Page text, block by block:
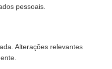
pessoais.
Alterações relevantes